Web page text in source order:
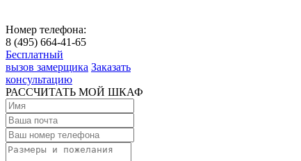
Номер телефона:
8 (495) 664-41-65
Бесплатный
вызов замерщика Заказать
консультацию
РАССЧИТАТЬ МОЙ ШКАФ